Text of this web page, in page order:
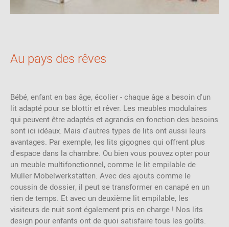
Au pays des rêves
Bébé, enfant en bas âge, écolier - chaque âge a besoin d'un
lit adapté pour se blottir et rêver. Les meubles modulaires
qui peuvent être adaptés et agrandis en fonction des besoins
sont ici idéaux. Mais d'autres types de lits ont aussi leurs
avantages. Par exemple, les lits gigognes qui offrent plus
d'espace dans la chambre. Ou bien vous pouvez opter pour
un meuble multifonctionnel, comme le lit empilable de
Müller Möbelwerkstätten. Avec des ajouts comme le
coussin de dossier, il peut se transformer en canapé en un
rien de temps. Et avec un deuxième lit empilable, les
visiteurs de nuit sont également pris en charge ! Nos lits
design pour enfants ont de quoi satisfaire tous les goûts.